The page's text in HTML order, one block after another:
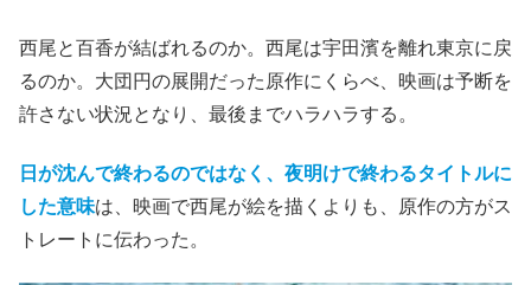
西尾と百香が結ばれるのか。西尾は宇田濱を離れ東京に戻
るのか。大団円の展開だった原作にくらべ、映画は予断を
許さない状況となり、最後までハラハラする。
日が沈んで終わるのではなく、夜明けで終わるタイトルに
した意味は、映画で西尾が絵を描くよりも、原作の方がス
トレートに伝わった。